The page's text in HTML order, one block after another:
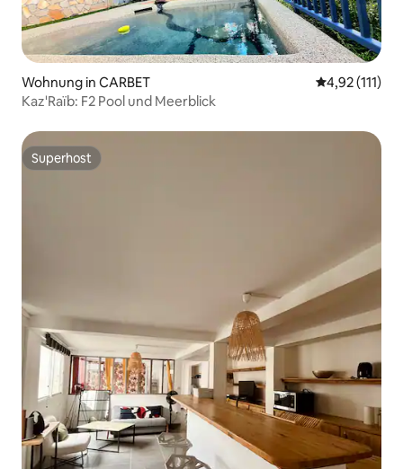
Wohnung in CARBET
4,92 (111)
Kaz'Raïb: F2 Pool und Meerblick
Superhost
Superhost